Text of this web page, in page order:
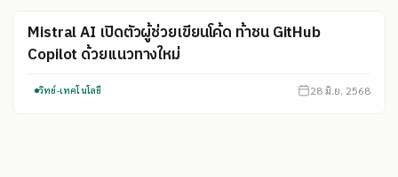
Mistral AI เปิดตัวผู้ช่วยเขียนโค้ด ท้าชน GitHub
Copilot ด้วยแนวทางใหม่
วิทย์-เทคโนโลยี 28 มิ.ย. 2568